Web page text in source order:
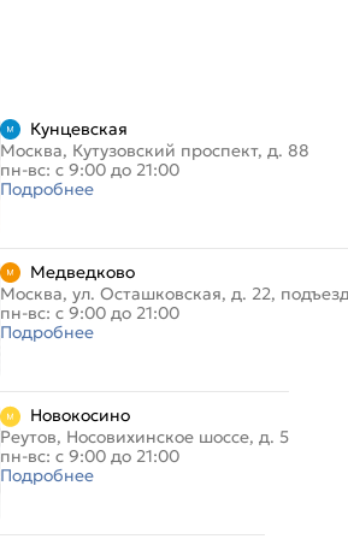
Кунцевская
Москва, Кутузовский проспект, д. 88
пн-вс: с 9:00 до 21:00
Подробнее
Медведково
Москва, ул. Осташковская, д. 22,
пн-вс: с 9:00 до 21:00
Подробнее
Новокосино
Реутов, Носовихинское шоссе, д. 5
пн-вс: с 9:00 до 21:00
Подробнее